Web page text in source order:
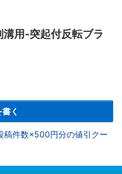
用-突起付反転ブラ
く
稿件数×500円分の値引クー